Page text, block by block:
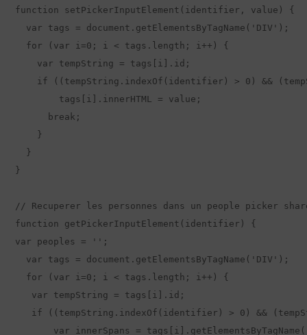
function setPickerInputElement(identifier, value) {
  var tags = document.getElementsByTagName('DIV');
  for (var i=0; i < tags.length; i++) {
    var tempString = tags[i].id;
if ((tempString.indexOf(identifier) > 0) &&
        tags[i].innerHTML = value;
      break;
    }
  }
}
// Recuperer les personnes dans un people picker
function getPickerInputElement(identifier) {
var peoples = '';
  var tags = document.getElementsByTagName('DIV');
  for (var i=0; i < tags.length; i++) {
   var tempString = tags[i].id;
if ((tempString.indexOf(identifier) > 0) &&
var innerSpans =